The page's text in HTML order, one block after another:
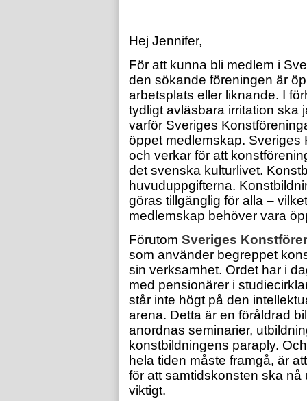
Hej Jennifer,
För att kunna bli medlem i
den sökande föreningen är
arbetsplats eller liknande. I
tydligt avläsbara irritation ska
varför Sveriges
öppet medlemskap.
och verkar för att
det svenska kulturlivet.
huvuduppgifterna.
göras tillgänglig för alla –
medlemskap behöver vara
Förutom Sveriges
som använder begreppet
sin verksamhet. Ordet har i
med pensionärer i
står inte högt på den
arena. Detta är en föråldrad
anordnas seminarier,
konstbildningens paraply.
hela tiden måste framgå, är
för att samtidskonsten ska
viktigt.